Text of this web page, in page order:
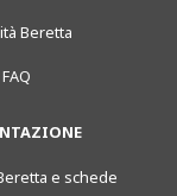
Beretta
e schede